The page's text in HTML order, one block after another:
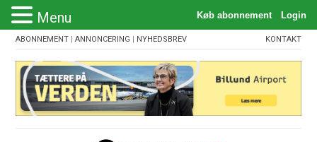
ABONNEMENT |ANNONCERING | NYHEDSBREV KONTAKT
Menu